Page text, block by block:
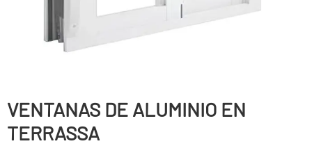
VENTANAS DE ALUMINIO EN
TERRASSA